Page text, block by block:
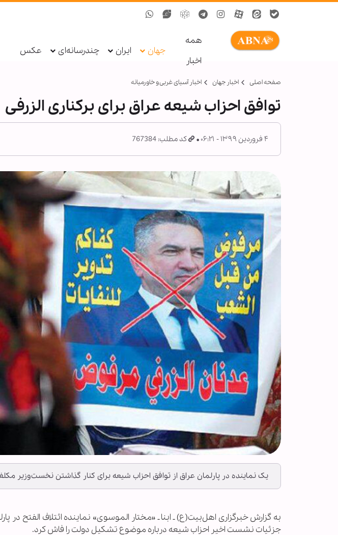
همه
اخبار
جهان ایران چندرسانه‌ای عکس
صفحه اصلی اخبار جهان اخبار آسیای غربی و خاورمیانه
توافق احزاب شیعه عراق برای برکناری الزرفی
۴ فروردین ۱۳۹۹ - ۰۶:۲۱ کد مطلب: 767384
یک نماینده در پارلمان عراق از توافق احزاب شیعه برای کنار گذاشتن نخست‌وزیر
به گزارش خبرگزاری اهل‌بیت(ع) ـ ابنا ـ «مختار الموسوی» نماینده ائتلاف الفتح در
جزئیات نشست اخیر احزاب شیعه درباره موضوع تشکیل دولت را فاش کرد.